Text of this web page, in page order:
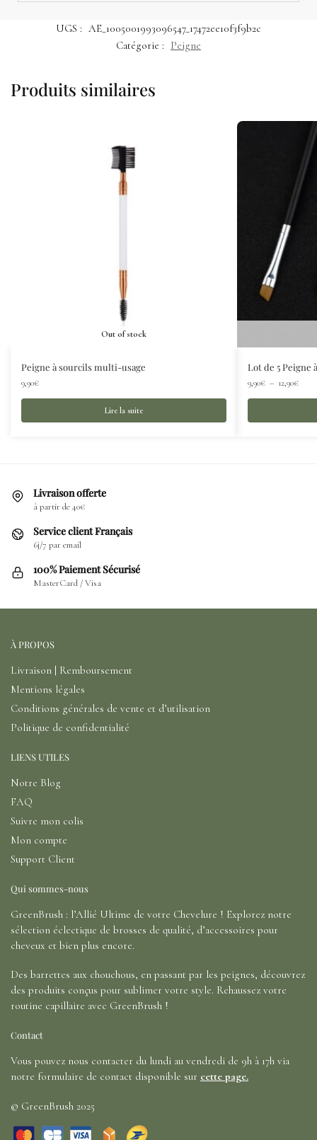
UGS :
AE_1005001993096547_17472ee10f3f9b2c
Catégorie :
Peigne
Produits similaires
Out of stock
Peigne à sourcils multi-usage
9,90€
Lire la suite
Lot de 5 Peigne
9,90€ – 12,90€
Livraison offerte
à partir de 40€
Service client Français
6j/7 par email
100% Paiement Sécurisé
MasterCard / Visa
À PROPOS
Livraison | Remboursement
Mentions légales
Conditions générales de vente et d’utilisation
Politique de confidentialité
LIENS UTILES
Notre Blog
FAQ
Suivre mon colis
Mon compte
Support Client
Qui sommes-nous
GreenBrush : l’Allié Ultime de votre Chevelure ! Explorez notre
sélection éclectique de brosses de qualité, d’accessoires pour
cheveux et bien plus encore.
Des barrettes aux chouchous, en passant par les peignes, découvrez
des produits conçus pour sublimer votre style. Rehaussez votre
routine capillaire avec GreenBrush !
Contact
Vous pouvez nous contacter du lundi au vendredi de 9h à 17h via
notre formulaire de contact disponible sur cette page.
© GreenBrush 2025